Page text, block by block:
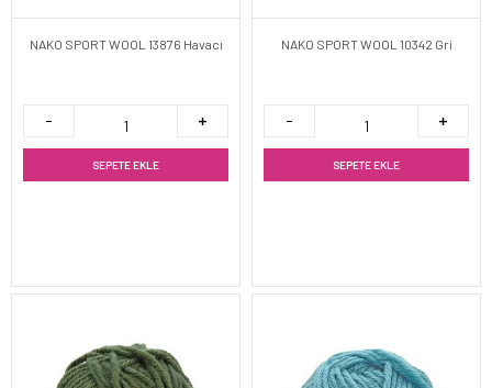
NAKO SPORT WOOL 13876 Havacı
SEPETE EKLE
NAKO SPORT WOOL 10342 Gri
SEPETE EKLE